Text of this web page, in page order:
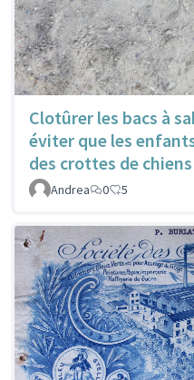
Clotûrer les bacs à
éviter que les
des crottes de chiens
Andrea
0 5